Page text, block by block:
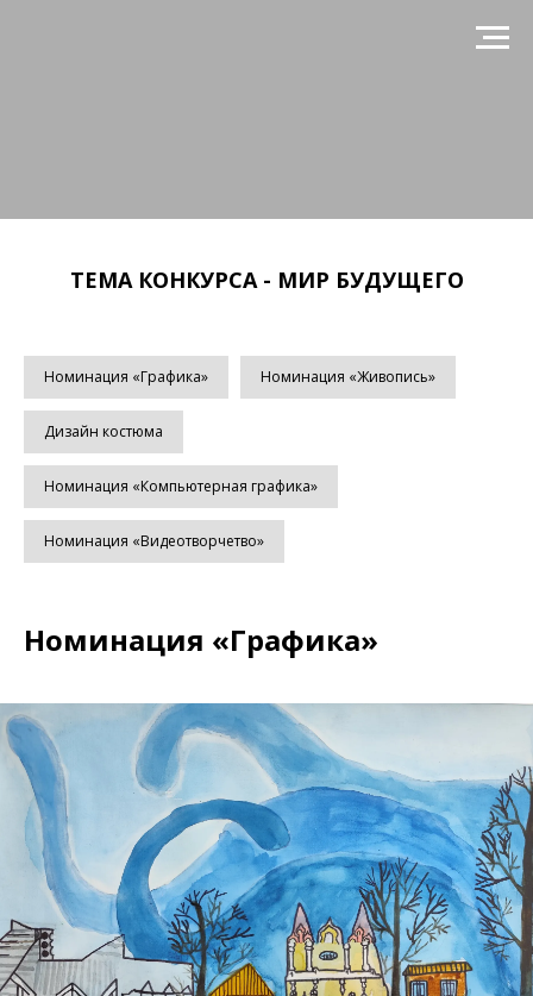
ТЕМА КОНКУРСА - МИР БУДУЩЕГО
Номинация «Графика» Номинация «Живопись»
Дизайн костюма
Номинация «Компьютерная графика»
Номинация «Видеотворчетво»
Номинация «Графика»